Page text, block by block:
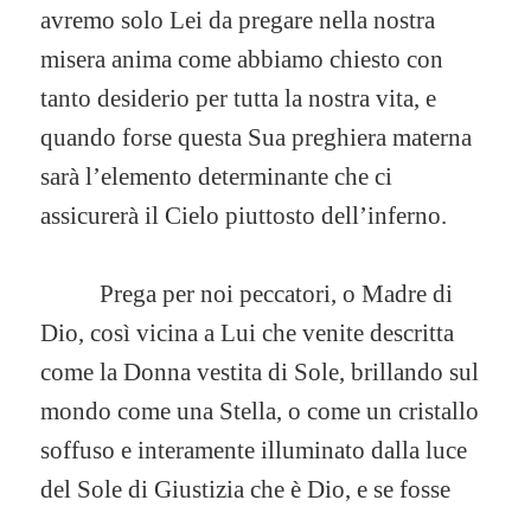
avremo solo Lei da pregare nella nostra
misera anima come abbiamo chiesto con
tanto desiderio per tutta la nostra vita, e
quando forse questa Sua preghiera materna
sarà l’elemento determinante che ci
assicurerà il Cielo piuttosto dell’inferno.
Prega per noi peccatori, o Madre di
Dio, così vicina a Lui che venite descritta
come la Donna vestita di Sole, brillando sul
mondo come una Stella, o come un cristallo
soffuso e interamente illuminato dalla luce
del Sole di Giustizia che è Dio, e se fosse